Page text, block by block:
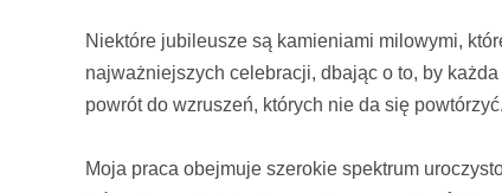
Niektóre jubileusze są kamieniami milowymi,
najważniejszych celebracji, dbając o to, by
powrót do wzruszeń, których nie da się powtórzyć.
Moja praca obejmuje szerokie spektrum